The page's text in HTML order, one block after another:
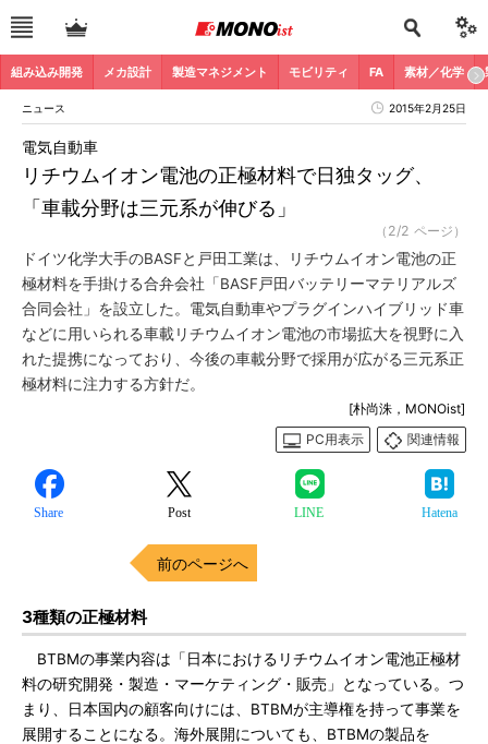
組み込み開発 メカ設計 製造マネジメント モビリティ FA 素材／化学
ニュース 2015年2月25日
リチウムイオン電池の正極材料で日独タッグ、
「車載分野は三元系が伸びる」
電気自動車
（2/2 ページ）
ドイツ化学大手のBASFと戸田工業は、リチウムイオン電池の正
極材料を手掛ける合弁会社「BASF戸田バッテリーマテリアルズ
合同会社」を設立した。電気自動車やプラグインハイブリッド車
などに用いられる車載リチウムイオン電池の市場拡大を視野に入
れた提携になっており、今後の車載分野で採用が広がる三元系正
極材料に注力する方針だ。
[朴尚洙，MONOist]
PC用表示
関連情報
Share Post LINE Hatena
前のページへ
3種類の正極材料
BTBMの事業内容は「日本におけるリチウムイオン電池正極材
料の研究開発・製造・マーケティング・販売」となっている。つ
まり、日本国内の顧客向けには、BTBMが主導権を持って事業を
展開することになる。海外展開についても、BTBMの製品を